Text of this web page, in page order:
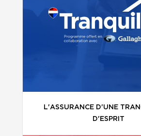
L'ASSURANCE D'UNE
D'ESPRIT